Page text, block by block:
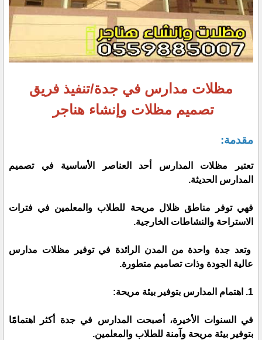
مظلات مدارس في جدة/تنفيذ فريق
تصميم مظلات وإنشاء هناجر
مقدمة:
تعتبر مظلات المدارس أحد العناصر الأساسية في تصميم
المدارس الحديثة.
فهي توفر مناطق ظلال مريحة للطلاب والمعلمين في فترات
الاستراحة والنشاطات الخارجية.
وتعد جدة واحدة من المدن الرائدة في توفير مظلات مدارس
عالية الجودة وذات تصاميم متطورة.
1. اهتمام المدارس بتوفير بيئة مريحة:
في السنوات الأخيرة، أصبحت المدارس في جدة أكثر اهتمامًا
بتوفير بيئة مريحة وآمنة للطلاب والمعلمين.